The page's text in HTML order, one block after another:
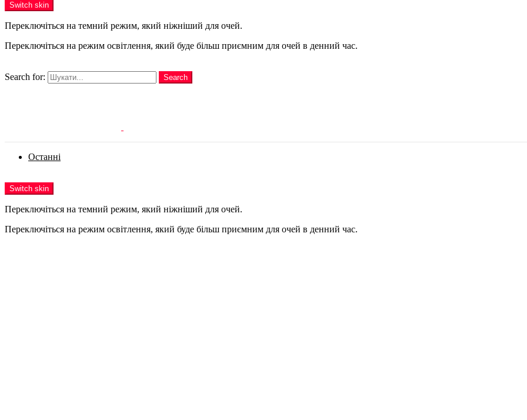
Switch skin
Переключіться на темний режим, який ніжніший для очей.
Переключіться на режим освітлення, який буде більш приємним для очей в денний час.
Search for:
Search
Останні
Switch skin
Переключіться на темний режим, який ніжніший для очей.
Переключіться на режим освітлення, який буде більш приємним для очей в денний час.